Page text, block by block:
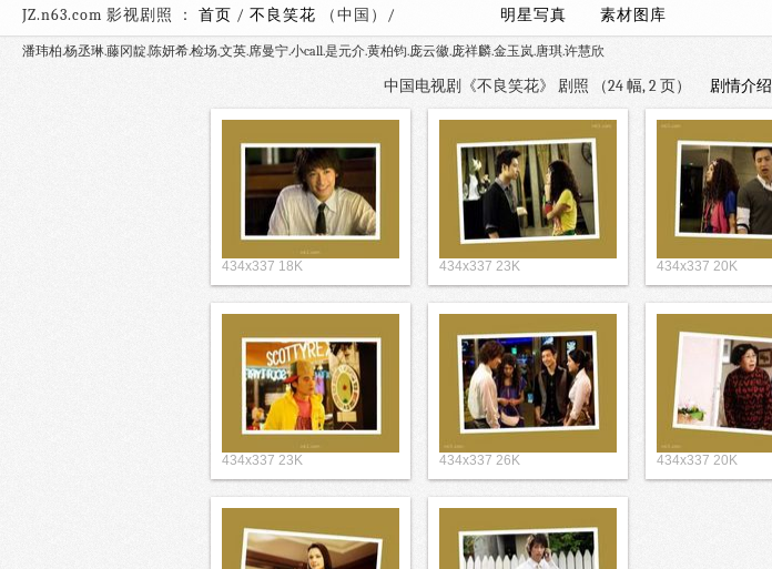
JZ.n63.com 影视剧照 ： 首页 / 不良笑花 （中国）/ 明星写真 素材图库
潘玮柏.杨丞琳.藤冈靛.陈妍希.检场.文英.席曼宁.小call.是元介.黄柏钧.庞云徽.庞祥麟.金玉岚.唐琪.许慧欣
中国电视剧《不良笑花》 剧照 （24 幅, 2 页） 剧情介绍
434x337 18K 434x337 23K 434x337 20K
434x337 23K 434x337 26K 434x337 20K